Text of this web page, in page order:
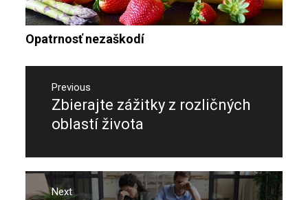
Opatrnosť nezaškodí
Navigace
příspěvek
Previous
Previous
post:
Zbierajte zážitky z rozličných
oblastí života
Next